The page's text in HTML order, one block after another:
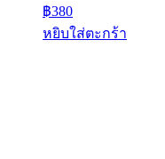
฿380
หยิบใส่ตะกร้า